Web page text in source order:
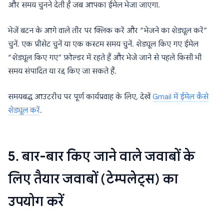
और समय चुनने देती है जब आपका ईमेल भेजा जाएगा.
भेजें बटन के आगे वाले तीर पर क्लिक करें और “भेजने का शेड्यूल करें”
चुनें. एक प्रीसेट चुनें या एक कस्टम समय चुनें. शेड्यूल किए गए ईमेल
“शेड्यूल किए गए” फ़ोल्डर में रहते हैं और भेजे जाने से पहले किसी भी
समय संपादित या रद्द किए जा सकते हैं.
समयबद्ध आउटरीच पर पूर्ण कार्यप्रवाह के लिए, देखेंGmail में ईमेल कैसे
शेड्यूल करें.
5. बार-बार किए जाने वाले जवाबों के
लिए तैयार जवाबों (टेम्पलेट्स) का
उपयोग करें